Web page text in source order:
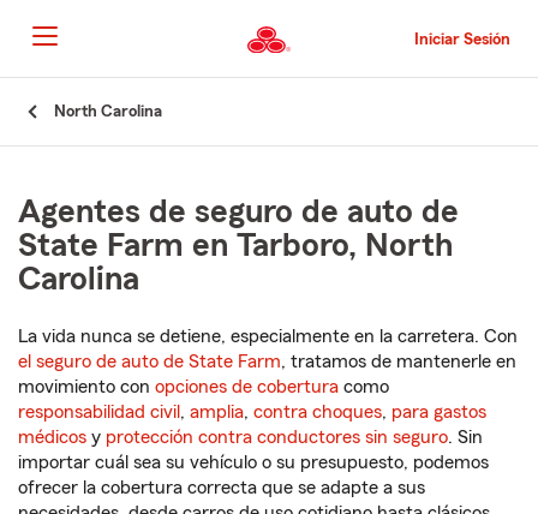
al
contenido
principal
Iniciar Sesión
North Carolina
Agentes de seguro de auto de
State Farm en Tarboro, North
Carolina
La vida nunca se detiene, especialmente en la carretera. Con
el seguro de auto de State Farm, tratamos de mantenerle en
movimiento con opciones de cobertura como
responsabilidad civil , amplia, contra choques, para gastos
médicos y protección contra conductores sin seguro. Sin
importar cuál sea su vehículo o su presupuesto, podemos
ofrecer la cobertura correcta que se adapte a sus